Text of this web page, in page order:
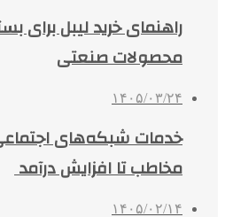
راهنمای خرید لیبل برای
محصولات صنعتی
۱۴۰۵/۰۳/۲۴
مخاطب تا افزایش درآمد
۱۴۰۵/۰۲/۱۴